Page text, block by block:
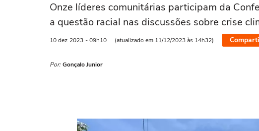
Onze líderes comunitárias participam da
a questão racial nas discussões sobre crise
10 dez 2023 - 09h10 (atualizado em 11/12/2023 às 14h32)
Por: Gonçalo Junior